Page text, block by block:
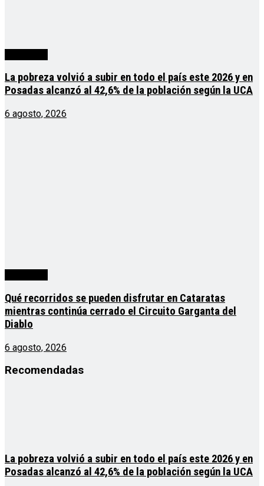
La pobreza volvió a subir en todo el país este 2026 y en
Posadas alcanzó al 42,6% de la población según la UCA
6 agosto, 2026
Qué recorridos se pueden disfrutar en Cataratas
mientras continúa cerrado el Circuito Garganta del
Diablo
6 agosto, 2026
Recomendadas
La pobreza volvió a subir en todo el país este 2026 y en
Posadas alcanzó al 42,6% de la población según la UCA